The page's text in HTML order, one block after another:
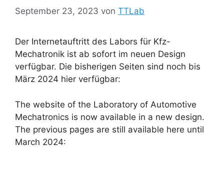
September 23, 2023 von TTLab
Der Internetauftritt des Labors für Kfz-
Mechatronik ist ab sofort im neuen Design
verfügbar. Die bisherigen Seiten sind noch bis
März 2024 hier verfügbar:
The website of the Laboratory of Automotive
Mechatronics is now available in a new design.
The previous pages are still available here until
March 2024: